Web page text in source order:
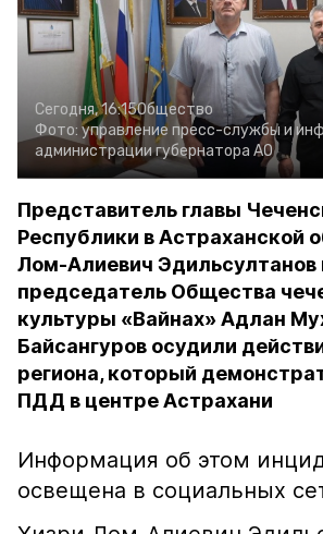
Сегодня, 16:15Общество
Фото: управление пресс-службы и
администрации губернатора АО
Представитель главы
Республики в Астраханской
Лом-Алиевич Эдильсултанов
председатель Общества
культуры «Вайнах» Адлан
Байсангуров осудили
региона, который
ПДД в центре Астрахани
Информация об этом
освещена в социальных